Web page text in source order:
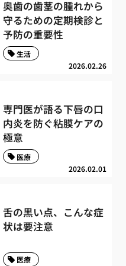
奥歯の歯茎の腫れから
守るための定期検診と
予防の重要性
2026.02.26
生活
専門医が語る下唇の口
内炎を防ぐ粘膜ケアの
極意
2026.02.01
医療
舌の黒い点、こんな症
状は要注意
医療